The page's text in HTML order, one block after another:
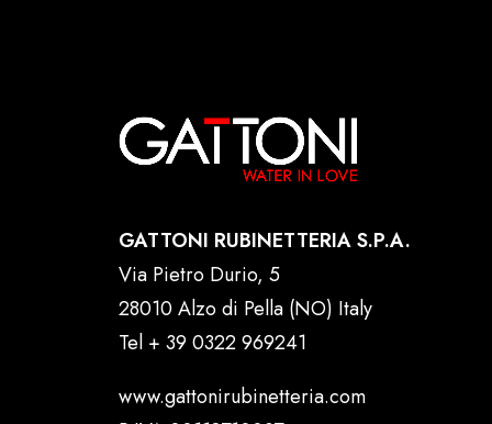
GATTONI RUBINETTERIA S.P.A.
Via Pietro Durio, 5
28010 Alzo di Pella (NO) Italy
Tel + 39 0322 969241
www.gattonirubinetteria.com